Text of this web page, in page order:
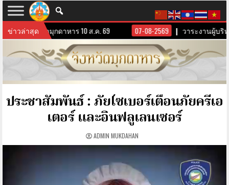
ข่าวล่าสุด
ริหารจังหวัดมุกดาหาร 10 ส.ค. 69 07-08-2569 วาระงานผู้บริหา
ประชาสัมพันธ์ : ภัยไซเบอร์เตือนภัยครีเอ
เตอร์ และอินฟลูเลนเซอร์
ADMIN MUKDAHAN